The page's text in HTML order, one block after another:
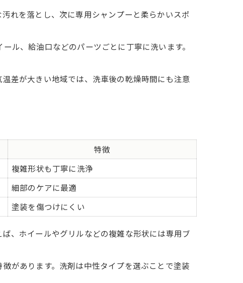
れを落とし、次に専用シャンプーと柔らかいスポ
ル、給油口などのパーツごとに丁寧に洗います。
差が大きい地域では、洗車後の乾燥時間にも注意
特徴
複雑形状も丁寧に洗浄
細部のケアに最適
塗装を傷つけにくい
、ホイールやグリルなどの複雑な形状には専用ブ
があります。洗剤は中性タイプを選ぶことで塗装